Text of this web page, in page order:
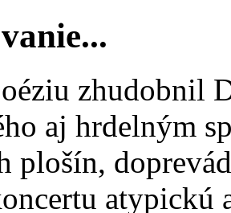
zhudobnil
aj hrdelným
plošín,
atypickú